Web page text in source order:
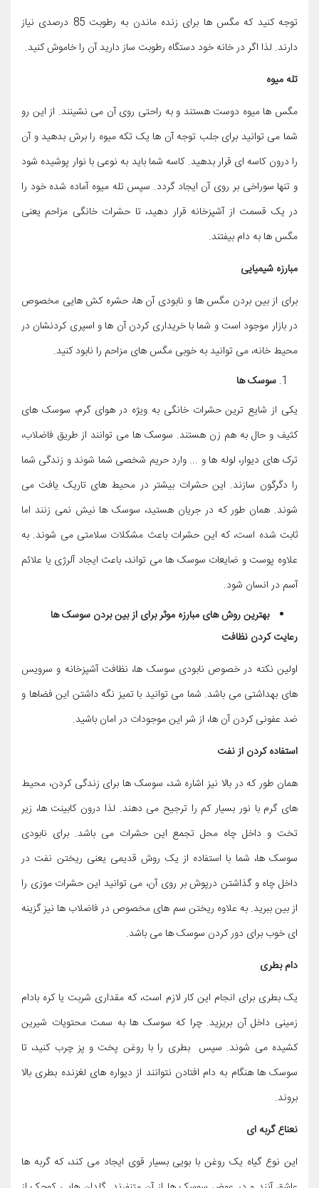
توجه کنید که مگس ها برای زنده ماندن به رطوبت 85 درصدی نیاز
دارند. لذا اگر در خانه خود دستگاه رطوبت ساز دارید آن را خاموش کنید.
تله میوه
مگس ها میوه دوست هستند و به راحتی روی آن می نشینند. از این رو
شما می توانید برای جلب توجه آن ها یک تکه میوه را برش بدهید و آن
را درون کاسه ای قرار بدهید. کاسه شما باید به نوعی با نوار پوشیده شود
و تنها سوراخی بر روی آن ایجاد گردد. سپس تله میوه آماده شده خود را
در یک قسمت از آشپزخانه قرار دهید، تا حشرات خانگی مزاحم یعنی
مگس ها به دام بیفتند.
مبارزه شیمیایی
برای از بین بردن مگس ها و نابودی آن ها، حشره کش هایی مخصوص
در بازار موجود است و شما با خریداری کردن آن ها و اسپری کردنشان در
محیط خانه، می توانید به خوبی مگس های مزاحم را نابود کنید.
سوسک ها
یکی از شایع ترین حشرات خانگی به ویژه در هوای گرم، سوسک های
کثیف و حال به هم زن هستند. سوسک ها می توانند از طریق فاضلاب،
ترک های دیوار، لوله ها و ... وارد حریم شخصی شما شوند و زندگی شما
را دگرگون سازند. این حشرات بیشتر در محیط های تاریک یافت می
شوند. همان طور که در جریان هستید، سوسک ها نیش نمی زنند اما
ثابت شده است، که این حشرات باعث مشکلات سلامتی می شوند. به
علاوه پوست و ضایعات سوسک ها می تواند، باعث ایجاد آلرژی یا علائم
آسم در انسان شود.
بهترین روش های مبارزه موثر برای از بین بردن سوسک ها
رعایت کردن نظافت
اولین نکته در خصوص نابودی سوسک ها، نظافت آشپزخانه و سرویس
های بهداشتی می باشد. شما می توانید با تمیز نگه داشتن این فضاها و
ضد عفونی کردن آن ها، از شر این موجودات در امان باشید.
استفاده کردن از نفت
همان طور که در بالا نیز اشاره شد، سوسک ها برای زندگی کردن، محیط
های گرم با نور بسیار کم را ترجیح می دهند. لذا درون کابینت ها، زیر
تخت و داخل چاه محل تجمع این حشرات می باشد. برای نابودی
سوسک ها، شما با استفاده از یک روش قدیمی یعنی ریختن نفت در
داخل چاه و گذاشتن درپوش بر روی آن، می توانید این حشرات موزی را
از بین ببرید. به علاوه ریختن سم های مخصوص در فاضلاب ها نیز گزینه
ای خوب برای دور کردن سوسک ها می باشد.
دام بطری
یک بطری برای انجام این کار لازم است، که مقداری شربت یا کره بادام
زمینی داخل آن بریزید. چرا که سوسک ها به سمت محتویات شیرین
کشیده می شوند. سپس بطری را با روغن پخت و پز چرب کنید، تا
سوسک ها هنگام به دام افتادن نتوانند از دیواره های لغزنده بطری بالا
بروند.
نعناع گربه ای
این نوع گیاه یک روغن با بویی بسیار قوی ایجاد می کند، که گربه ها